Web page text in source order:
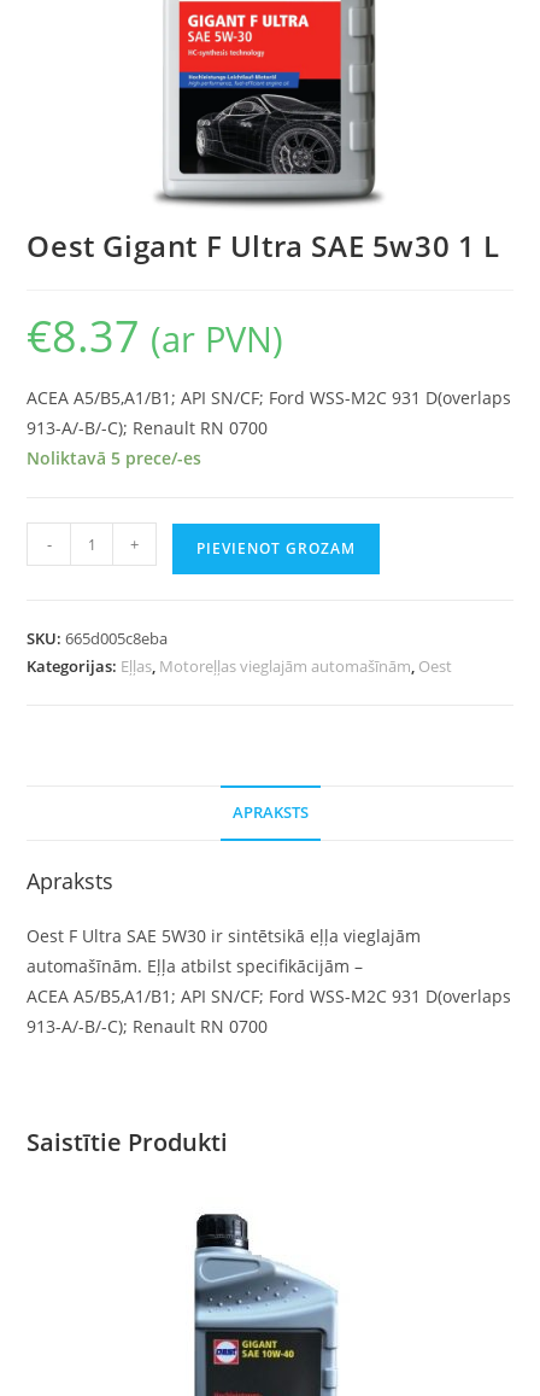
Oest Gigant F Ultra SAE 5w30 1 L
€8.37 (ar PVN)
ACEA A5/B5,A1/B1; API SN/CF; Ford WSS-M2C 931 D(overlaps
913-A/-B/-C); Renault RN 0700
Noliktavā 5 prece/-es
- + PIEVIENOT GROZAM
SKU:665d005c8eba
Kategorijas: Eļļas, Motoreļļas vieglajām automašīnām, Oest
APRAKSTS
Apraksts
Oest F Ultra SAE 5W30 ir sintētsikā eļļa vieglajām
automašīnām. Eļļa atbilst specifikācijām –
ACEA A5/B5,A1/B1; API SN/CF; Ford WSS-M2C 931 D(overlaps
913-A/-B/-C); Renault RN 0700
Saistītie Produkti